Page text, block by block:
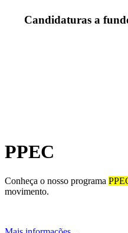
Candidaturas a
PPEC
Conheça o nosso programa
movimento.